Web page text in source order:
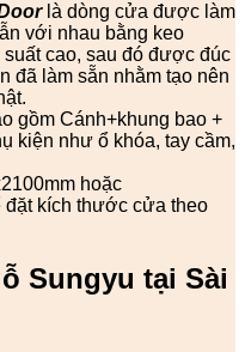
là dòng cửa được làm
với nhau bằng keo
cao, sau đó được đúc
đã làm sẵn nhằm tạo nên
gồm Cánh+khung bao +
kiện như ổ khóa, tay cầm,
hoặc
đặt kích thước cửa theo
Sungyu tại Sài